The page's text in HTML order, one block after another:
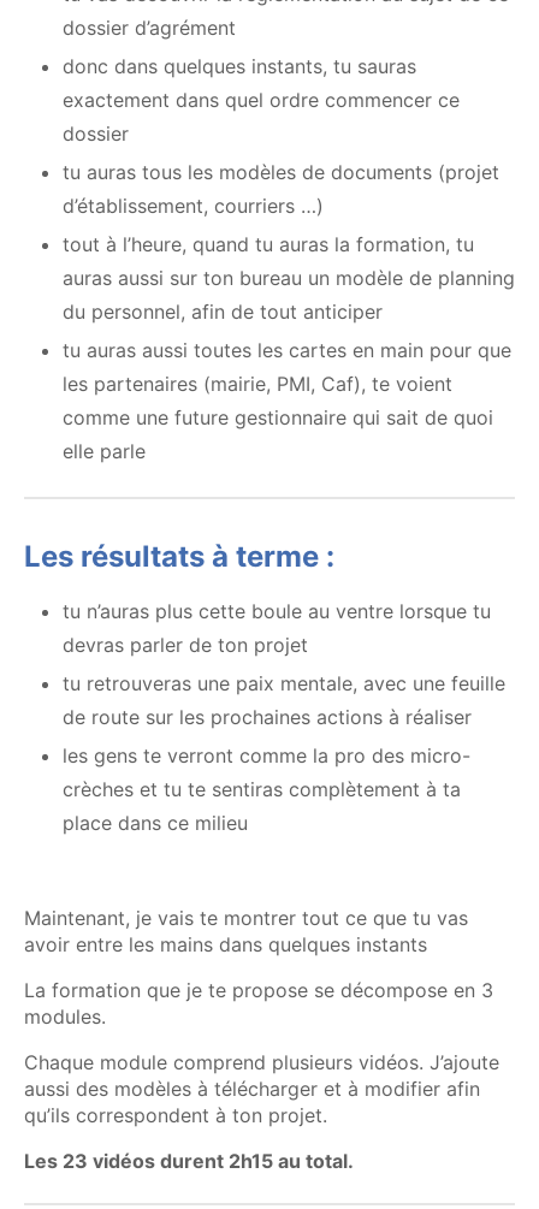
dossier d’agrément
donc dans quelques instants, tu sauras
exactement dans quel ordre commencer ce
dossier
tu auras tous les modèles de documents (projet
d’établissement, courriers …)
tout à l’heure, quand tu auras la formation, tu
auras aussi sur ton bureau un modèle de planning
du personnel, afin de tout anticiper
tu auras aussi toutes les cartes en main pour que
les partenaires (mairie, PMI, Caf), te voient
comme une future gestionnaire qui sait de quoi
elle parle
Les résultats à terme :
tu n’auras plus cette boule au ventre lorsque tu
devras parler de ton projet
tu retrouveras une paix mentale, avec une feuille
de route sur les prochaines actions à réaliser
les gens te verront comme la pro des micro-
crèches et tu te sentiras complètement à ta
place dans ce milieu
Maintenant, je vais te montrer tout ce que tu vas
avoir entre les mains dans quelques instants
La formation que je te propose se décompose en 3
modules.
Chaque module comprend plusieurs vidéos. J’ajoute
aussi des modèles à télécharger et à modifier afin
qu’ils correspondent à ton projet.
Les 23 vidéos durent 2h15 au total.